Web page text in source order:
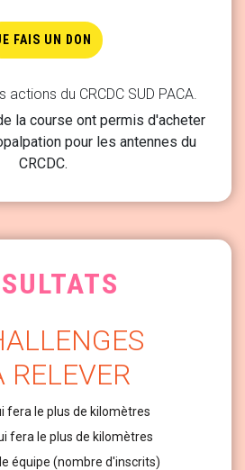
FAIS UN DON
du CRCDC SUD PACA.
la course ont permis d'acheter
pour les antennes du
CRCDC.
RELEVER
fera le plus de kilomètres
fera le plus de kilomètres
équipe (nombre d'inscrits)